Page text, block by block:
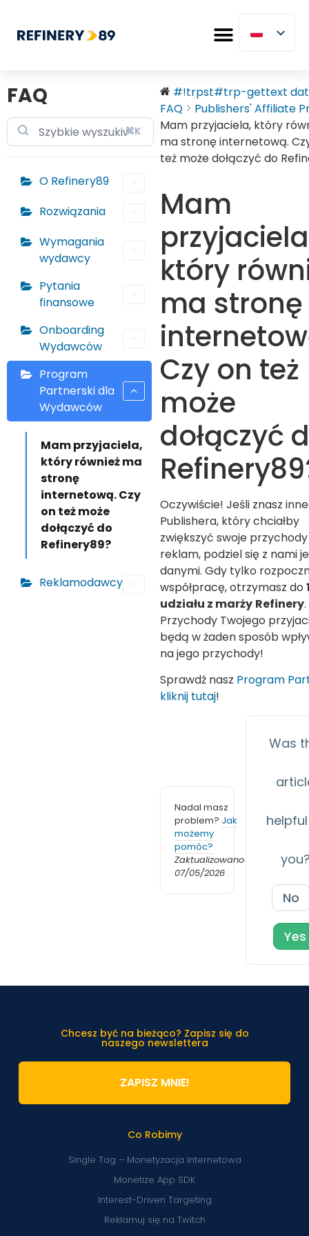
FAQ
⌘K
O Refinery89
Rozwiązania
Wymagania
wydawcy
Pytania
finansowe
Onboarding
Wydawców
Program
Partnerski dla
Wydawców
Mam przyjaciela,
który również ma
stronę
internetową. Czy
on też może
dołączyć do
Refinery89?
Reklamodawcy
#!trpst#trp-gettext
FAQ
Publishers' Affiliate
Mam przyjaciela, który
ma stronę internetową.
też może dołączyć do
Mam
który
ma stronę
Czy on też
może
dołączyć
Oczywiście! Jeśli znasz
Publishera, który chciałby
zwiększyć swoje
reklam, podziel się z nami
danymi. Gdy tylko
współpracę, otrzymasz do
udziału z marży Refinery.
Przychody Twojego
będą w żaden sposób
na jego przychody!
Sprawdź nasz Program
kliknij tutaj!
Nadal masz
problem? Jak
możemy
pomóc?
Zaktualizowano
07/05/2026
Was
No
Yes
Co Robimy
Single Tag – Monetyzacja Internetowa
Monetize App SDK
Interest-Driven Targeting
Reklamuj się na Twitch
Chcesz być na bieżąco? Zapisz się do
naszego newslettera
ZAPISZ MNIE!